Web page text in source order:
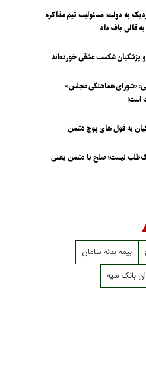
به دولت: مسئولیت تیم مذاکره
قالی باف داد
پزشکیان شکست عشقی خورده‌اند
«شورای هماهنگی مجلس»
است!
به قول های پوچ دشمن
نیست؛ صلح با دشمن یعنی
بیمه بدنه سامان
بانک سپه